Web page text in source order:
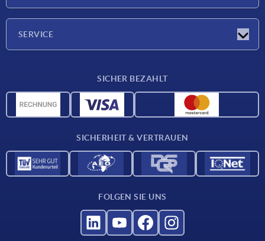
SERVICE
CAD-Daten
Für Lieferanten
SICHER BEZAHLT
SICHERHEIT & VERTRAUEN
FOLGEN SIE UNS